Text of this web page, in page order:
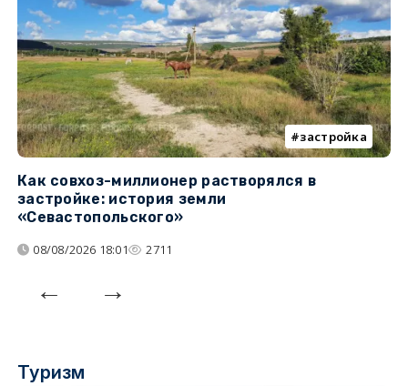
застройка
Как совхоз-миллионер растворялся в
застройке: история земли
«Севастопольского»
08/08/2026 18:01 2711
Туризм